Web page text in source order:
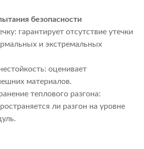
безопасности
гарантирует отсутствие утечки
и экстремальных
оценивает
материалов.
теплового разгона:
ли разгон на уровне